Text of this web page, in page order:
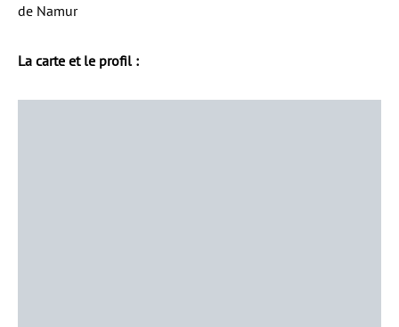
de Namur
La carte et le profil :